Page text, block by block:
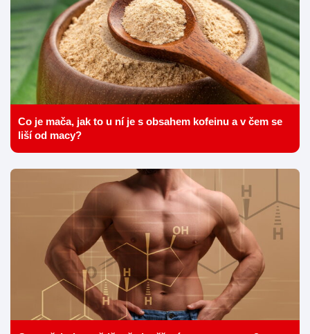
Co je mača, jak to u ní je s obsahem kofeinu a v čem se
liší od macy?